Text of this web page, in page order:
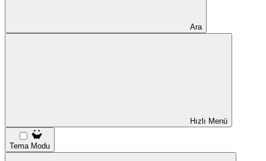
Ara
Hızlı Menü
Tema Modu